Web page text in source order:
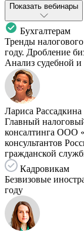
Показать вебинары
Бухгалтерам
Тренды
году. Дробление
Анализ судебной
Лариса Рассадкина
Главный
консалтинга ООО
консультантов
гражданской
Кадровикам
Безвизовые
году